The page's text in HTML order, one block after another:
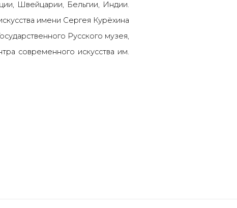
Швейцарии, Бельгии, Индии.
имени Сергея Курёхина
Русского музея,
современного искусства им.